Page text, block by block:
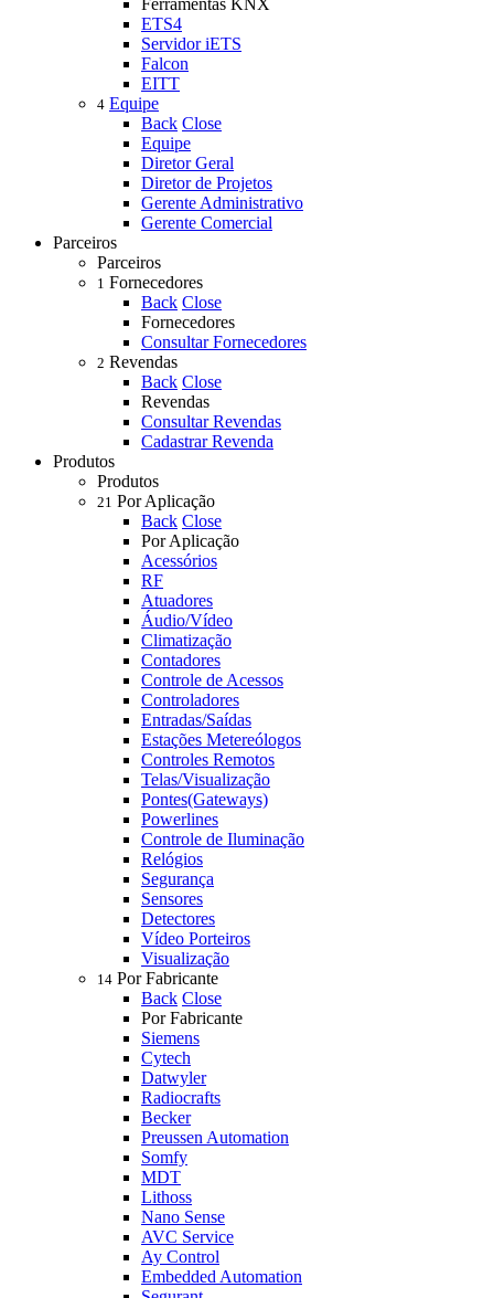
Ferramentas KNX
ETS4
Servidor iETS
Falcon
EITT
4 Equipe
Back Close
Equipe
Diretor Geral
Diretor de Projetos
Gerente Administrativo
Gerente Comercial
Parceiros
Parceiros
1 Fornecedores
Back Close
Fornecedores
Consultar Fornecedores
2 Revendas
Back Close
Revendas
Consultar Revendas
Cadastrar Revenda
Produtos
Produtos
21 Por Aplicação
Back Close
Por Aplicação
Acessórios
RF
Atuadores
Áudio/Vídeo
Climatização
Contadores
Controle de Acessos
Controladores
Entradas/Saídas
Estações Metereólogos
Controles Remotos
Telas/Visualização
Pontes(Gateways)
Powerlines
Controle de Iluminação
Relógios
Segurança
Sensores
Detectores
Vídeo Porteiros
Visualização
14 Por Fabricante
Back Close
Por Fabricante
Siemens
Cytech
Datwyler
Radiocrafts
Becker
Preussen Automation
Somfy
MDT
Lithoss
Nano Sense
AVC Service
Ay Control
Embedded Automation